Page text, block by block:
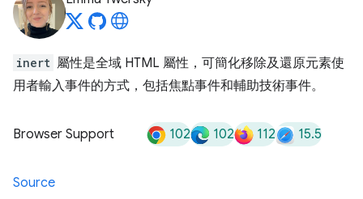
inert 屬性是全域 HTML 屬性，可簡化移除及還原元素使
用者輸入事件的方式，包括焦點事件和輔助技術事件。
Browser Support 102 102 112 15.5
Source